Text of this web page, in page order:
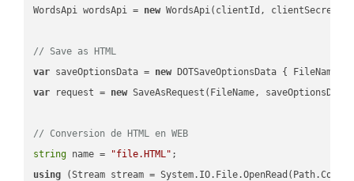
WordsApi wordsApi = new WordsApi(clientId, clientSecret);
// Save as HTML
var saveOptionsData = new DOTSaveOptionsData { FileName =
var request = new SaveAsRequest(FileName,
// Conversion de HTML en WEB
string name = "file.HTML"
using (Stream stream =